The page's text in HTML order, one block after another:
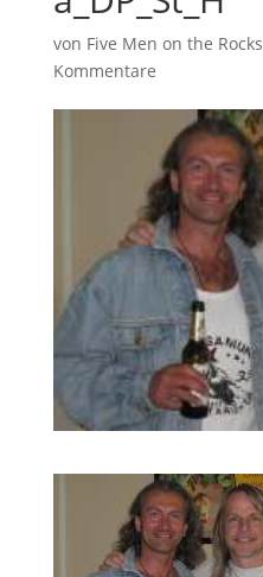
von Five Men on the Rocks
Kommentare